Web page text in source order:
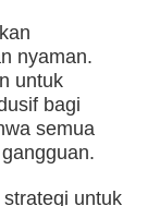
nyaman.
untuk
bagi
semua
untuk